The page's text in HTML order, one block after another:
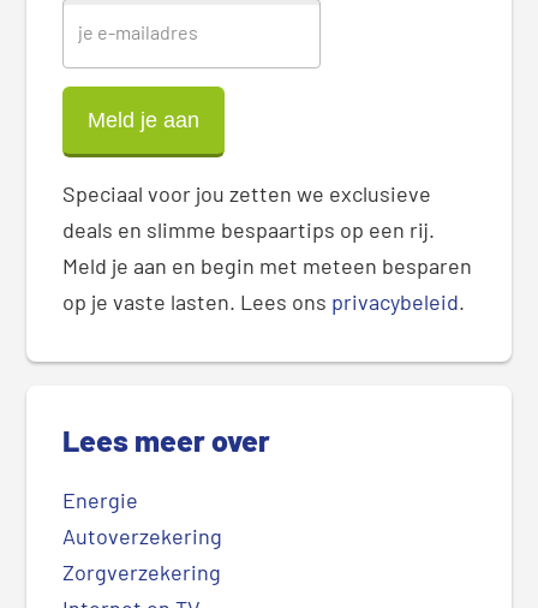
Speciaal voor jou zetten we exclusieve
deals en slimme bespaartips op een rij.
Meld je aan en begin met meteen besparen
op je vaste lasten. Lees ons privacybeleid.
Lees meer over
Energie
Autoverzekering
Zorgverzekering